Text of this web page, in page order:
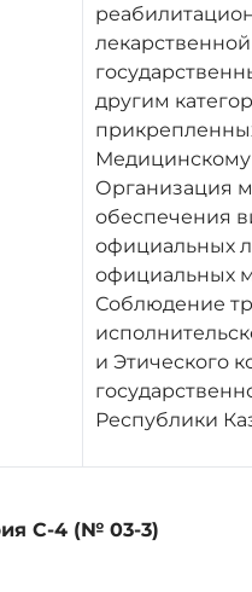
другим
Медицинскому
Организация
обеспечения
официальных
официальных
Соблюдение
и Этического
Республики
С-4 (№ 03-3)